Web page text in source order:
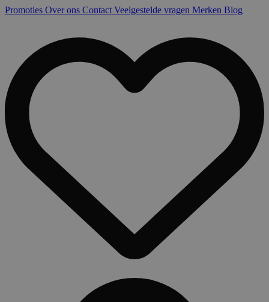
Promoties Over ons Contact Veelgestelde vragen Merken Blog